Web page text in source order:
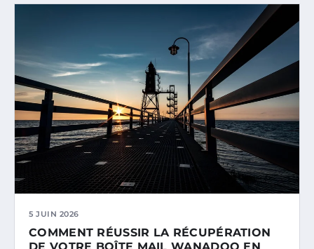
5 JUIN 2026
COMMENT RÉUSSIR LA RÉCUPÉRATION